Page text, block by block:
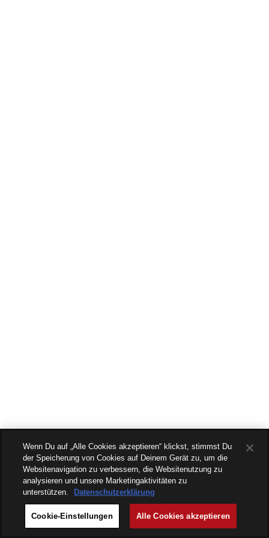
Wenn Du auf „Alle Cookies akzeptieren“ klickst, stimmst Du
der Speicherung von Cookies auf Deinem Gerät zu, um die
Websitenavigation zu verbessern, die Websitenutzung zu
analysieren und unsere Marketingaktivitäten zu
unterstützen.
Datenschutzerklärung
Cookie-Einstellungen Alle Cookies akzeptieren